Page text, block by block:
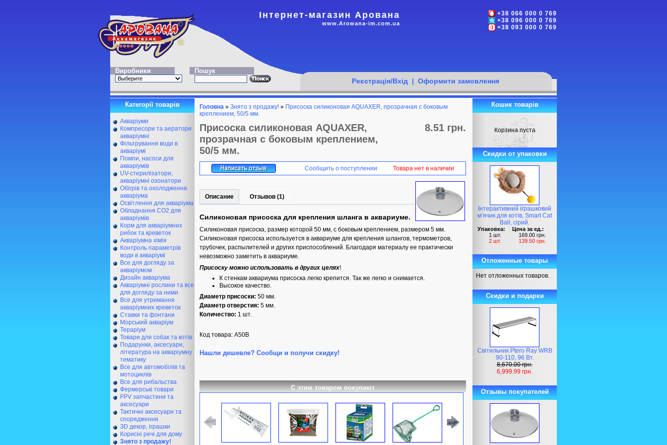
Інтернет-магазин Арована
www.Arowana-im.com.ua
+38 066 000 0 769
+38 096 000 0 769
+38 093 000 0 769
Виробники Пошук
Реєстрація/Вхід| Оформити замовлення
Категорії товарів
Акваріуми
Компресори та аератори
акваріумні
Фільтрування води в
акваріумі
Помпи, насоси для
акваріумів
UV-стерилізатори,
акваріумні озонатори
Обігрів та охолодження
акваріума
Освітлення для акваріума
Обладнання CO2 для
акваріумів
Корм для акваріумних
рибок та креветок
Акваріумна хімія
Контроль параметрів
води в акваріумі
Все для догляду за
акваріумом
Дизайн акваріума
Акваріумні рослини та все
для догляду за ними
Все для утримання
акваріумних креветок
Ставки та фонтани
Морський акваріум
Тераріум
Товари для собак та котів
Подарунки, аксесуари,
література на акваріумну
тематику
Все для автомобілів та
мотоциклів
Все для рибальства
Фермерські товари
FPV запчастини та
аксесуари
Тактичні аксесуари та
спорядження
ЗD декор, іграшки
Корисні речі для дому
Знято з продажу!
Головна » Знято з продажу! » Присоска силиконовая AQUAXER, прозрачная с боковым
креплением, 50/5 мм.
Присоска силиконовая AQUAXER,
прозрачная с боковым креплением,
50/5 мм.
8.51 грн.
Сообщить о поступлении Товара нет в наличии
Описание Отзывов (1)
Силиконовая присоска для крепления шланга в аквариуме.
Силиконовая присоска, размер которой 50 мм, с боковым креплением, размером 5 мм.
Силиконовая присоска используется в аквариуме для крепления шлангов, термометров,
трубочек, распылителей и других приспособлений. Благодаря материалу ее практически
невозможно заметить в аквариуме.
Присоску можно использовать в других целях!
К стенкам аквариума присоска легко крепится. Так же легко и снимается.
Высокое качество.
Диаметр присоски: 50 мм.
Диаметр отверстия: 5 мм.
Количество: 1 шт.
Код товара: A50B
Нашли дешевле? Сообщи и получи скидку!
С этим товаром покупают
Кошик товарів
Корзина пуста
Скидки от упаковки
Інтерактивний іграшковий
м’ячик для котів, Smart Cat
Ball, сірий.
Упаковка:
Цена за ед.:
1 шт.
169.00 грн.
2 шт.
139.50 грн.
Отложенные товары
Нет отложенных товаров.
Скидки и подарки
Світильник Ptero Ray WRB
90-110, 96 Вт.
8,670.00 грн.
6,999.99 грн.
Отзывы покупателей